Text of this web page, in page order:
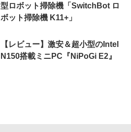
型ロボット掃除機「SwitchBot ロ
ボット掃除機 K11+」
【レビュー】激安＆超小型のIntel
N150搭載ミニPC『NiPoGi E2』